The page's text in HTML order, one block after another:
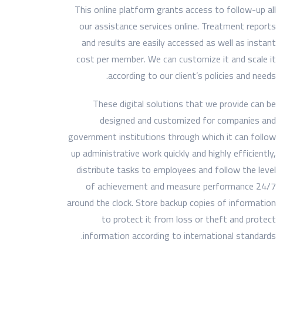
This online platform grants access to follow-up all
our assistance services online. Treatment reports
and results are easily accessed as well as instant
cost per member. We can customize it and scale it
according to our client’s policies and needs.
These digital solutions that we provide can be
designed and customized for companies and
government institutions through which it can follow
up administrative work quickly and highly efficiently,
distribute tasks to employees and follow the level
of achievement and measure performance 24/7
around the clock. Store backup copies of information
to protect it from loss or theft and protect
information according to international standards.